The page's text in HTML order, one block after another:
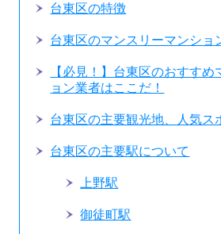
台東区の特徴
台東区のマンスリーマンショ
【必見！】台東区のおすす
ョン業者はここだ！
台東区の主要観光地、人気ス
台東区の主要駅について
上野駅
御徒町駅